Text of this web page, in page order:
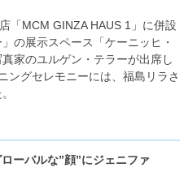
「MCM GINZA HAUS 1」に併設
の展示スペース「ケーニッヒ・
家のユルゲン・テラーが出席し
ングセレモニーには、福島リラさ
ーバルな”顔”にジェニファ